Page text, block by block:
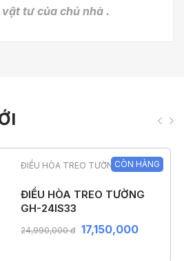
tư của chủ nhà .
ĐIỀU HÒA TREO TƯỜNG
ĐIỀU HÒA TREO TƯỜNG
GH-24IS33
CÒN HÀNG
24,990,000 đ 17,150,000